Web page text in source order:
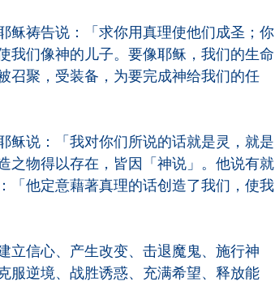
祷告说：「求你用真理使他们成圣；你
我们像神的儿子。要像耶稣，我们的生命
召聚，受装备，为要完成神给我们的任
说：「我对你们所说的话就是灵，就是
之物得以存在，皆因「神说」。他说有就
「他定意藉著真理的话创造了我们，使我
信心、产生改变、击退魔鬼、施行神
服逆境、战胜诱惑、充满希望、释放能